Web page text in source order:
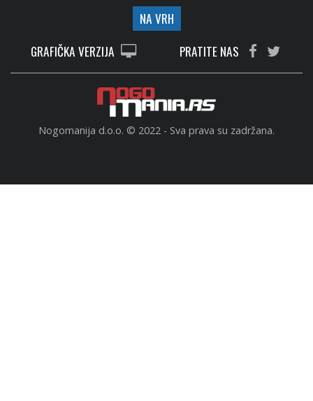
NA VRH
GRAFIČKA VERZIJA
PRATITE NAS
Nogomanija d.o.o. © 2022 - Sva prava su zadržana.